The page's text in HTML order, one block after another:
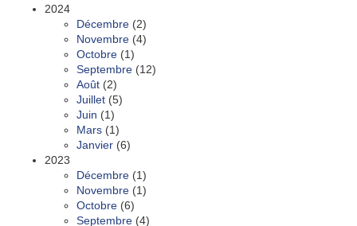
2024
Décembre (2)
Novembre (4)
Octobre (1)
Septembre (12)
Août (2)
Juillet (5)
Juin (1)
Mars (1)
Janvier (6)
2023
Décembre (1)
Novembre (1)
Octobre (6)
Septembre (4)